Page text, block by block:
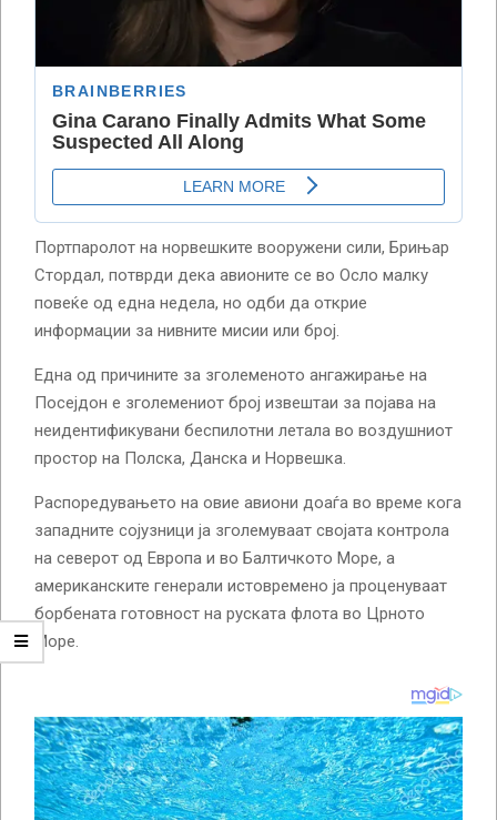
Портпаролот на норвешките вооружени сили, Брињар
Стордал, потврди дека авионите се во Осло малку
повеќе од една недела, но одби да открие
информации за нивните мисии или број.
Една од причините за зголеменото ангажирање на
Посејдон е зголемениот број извештаи за појава на
неидентификувани беспилотни летала во воздушниот
простор на Полска, Данска и Норвешка.
Распоредувањето на овие авиони доаѓа во време кога
западните сојузници ја зголемуваат својата контрола
на северот од Европа и во Балтичкото Море, а
американските генерали истовремено ја проценуваат
борбената готовност на руската флота во Црното
Море.